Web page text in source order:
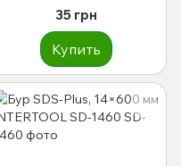
35 грн
Купить